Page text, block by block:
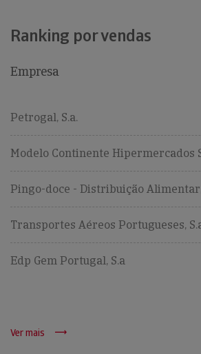
Ranking por vendas
Empresa
Petrogal, S.a.
Modelo Continente Hipermercados
Pingo-doce - Distribuição Alimentar,
Transportes Aéreos Portugueses,
Edp Gem Portugal, S.a
Ver mais